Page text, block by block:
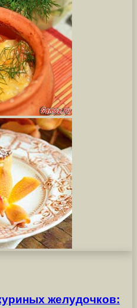
желудочков: